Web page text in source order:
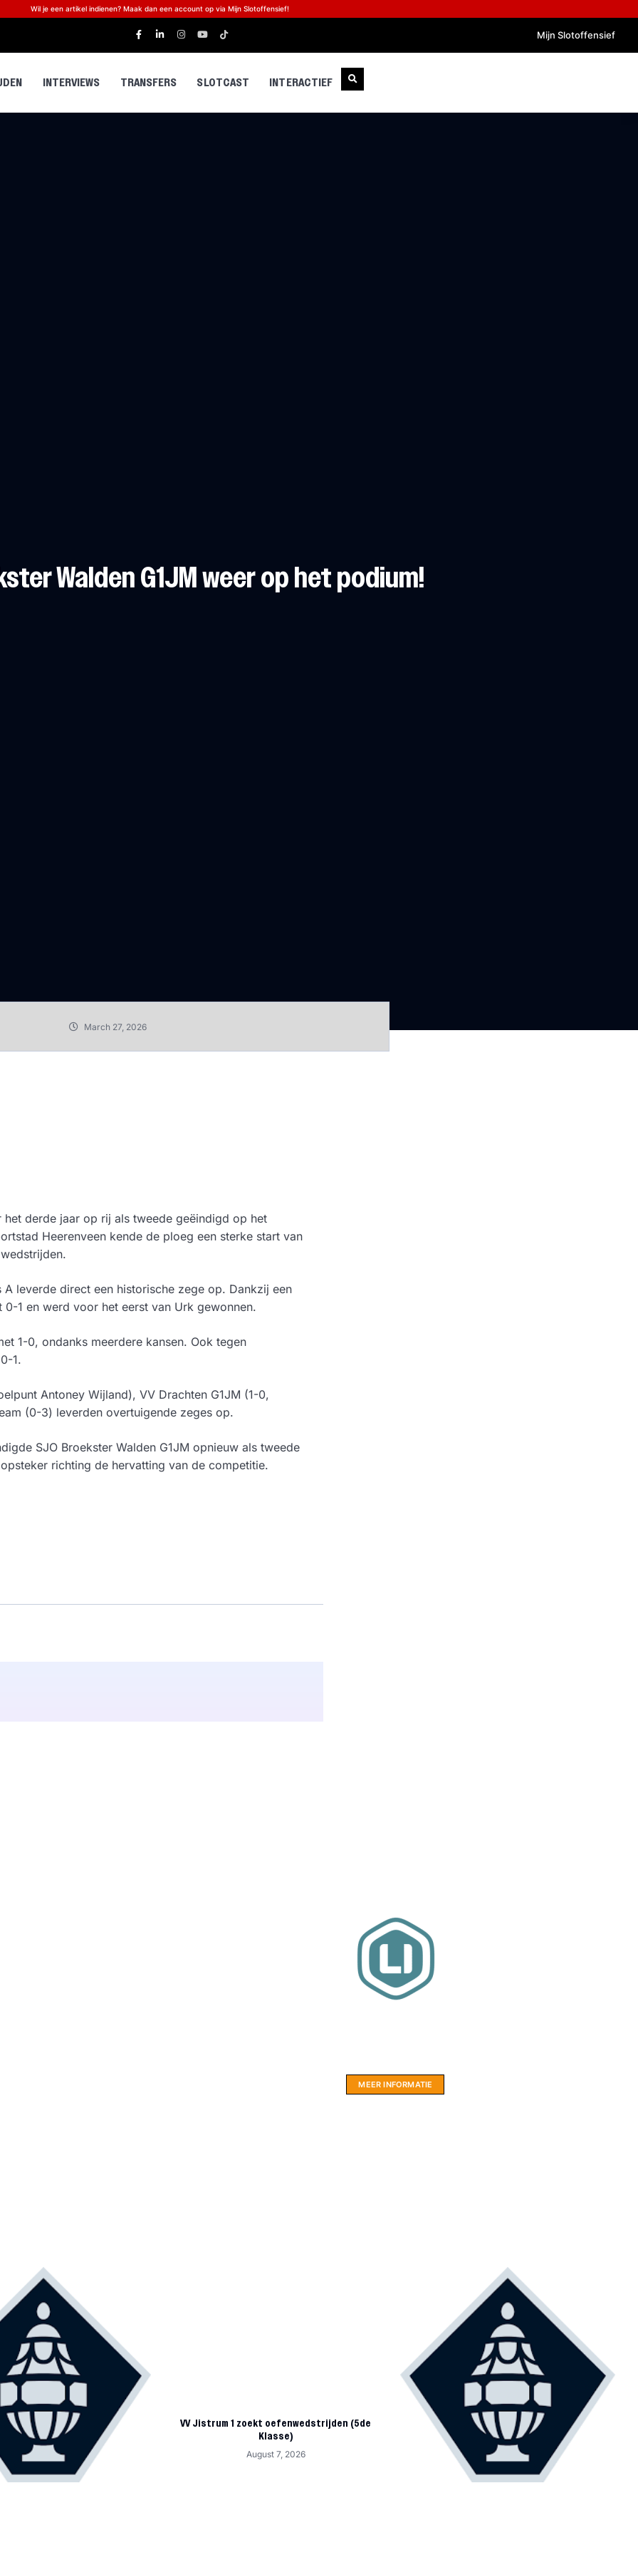
Wil je een artikel indienen? Maak dan een account op via Mijn Slotoffensief!
Mijn Slotoffensief
INTERVIEWS TRANSFERS SLOTCAST INTERACTIEF
Walden G1JM weer op het podium!
March 27, 2026
het derde jaar op rij als tweede geëindigd op het
Heerenveen kende de ploeg een sterke start van
leverde direct een historische zege op. Dankzij een
1 en werd voor het eerst van Urk gewonnen.
1-0, ondanks meerdere kansen. Ook tegen
1.
Antoney Wijland), VV Drachten G1JM (1-0,
(0-3) leverden overtuigende zeges op.
SJO Broekster Walden G1JM opnieuw als tweede
richting de hervatting van de competitie.
MEER INFORMATIE
VV Jistrum 1 zoekt oefenwedstrijden (5de
Klasse)
August 7, 2026